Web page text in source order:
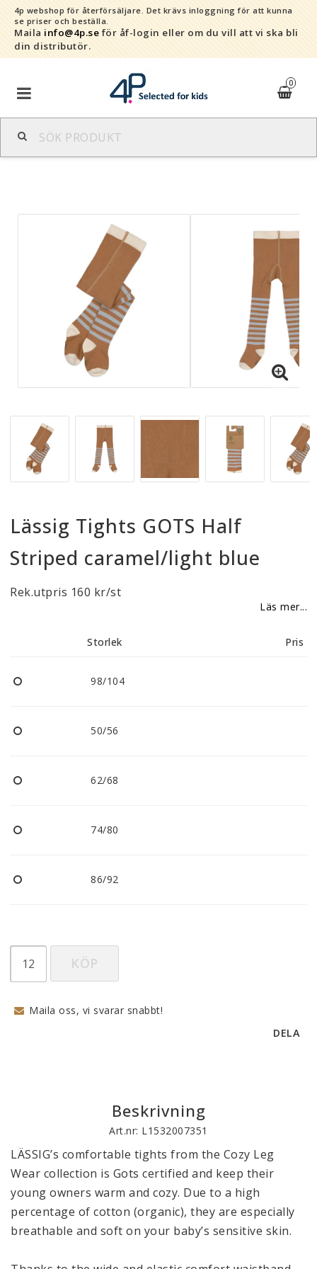
4p webshop för återförsäljare. Det krävs inloggning för att kunna
se priser och beställa.
Maila info@4p.se för åf-login eller om du vill att vi ska bli
din distributör.
0
Varumärken
Kontaktformulär
Reklamationer
BLI ÅTERFÖRSÄLJARE
Vi strävar alltid efter att vara en smidig och
tillmötesgående distributör och tar gärna emot din
feedback.
Lässig Tights GOTS Half
Striped caramel/light blue
Rek.utpris 160 kr/st
Läs mer...
Storlek Pris
98/104
50/56
62/68
74/80
86/92
KÖP
Maila oss, vi svarar snabbt!
DELA
Beskrivning
Art.nr: L1532007351
LÄSSIG’s comfortable tights from the Cozy Leg
Wear collection is Gots certified and keep their
young owners warm and cozy. Due to a high
percentage of cotton (organic), they are especially
breathable and soft on your baby’s sensitive skin.